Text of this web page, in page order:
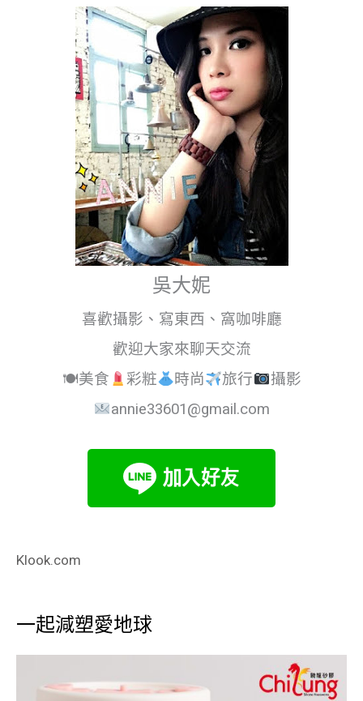
吳大妮
喜歡攝影、寫東西、窩咖啡廳
歡迎大家來聊天交流
🍽美食
彩粧 時尚 旅行
攝影
annie33601@gmail.com
Klook.com
一起減塑愛地球